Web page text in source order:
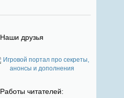
Наши друзья
Работы читателей: